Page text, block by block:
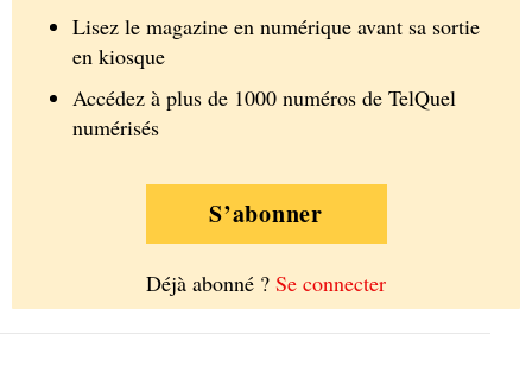
Lisez le magazine en numérique avant sa sortie
en kiosque
Accédez à plus de 1000 numéros de TelQuel
numérisés
S’abonner
Déjà abonné ? Se connecter